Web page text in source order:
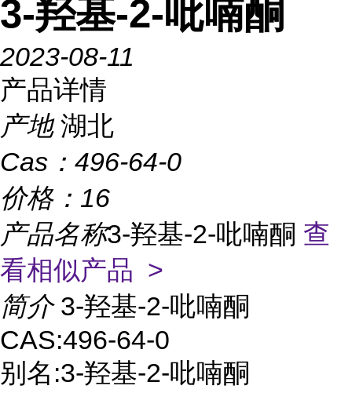
3-羟基-2-吡喃酮
2023-08-11
产品详情
产地 湖北
Cas： 496-64-0
价格： 16
产品名称3-羟基-2-吡喃酮 查
看相似产品 >
简介 3-羟基-2-吡喃酮
CAS:496-64-0
别名:3-羟基-2-吡喃酮